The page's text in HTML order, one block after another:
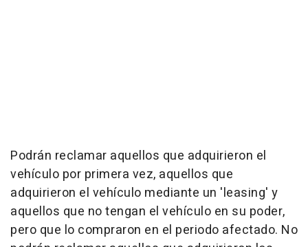
Podrán reclamar aquellos que adquirieron el
vehículo por primera vez, aquellos que
adquirieron el vehículo mediante un 'leasing' y
aquellos que no tengan el vehículo en su poder,
pero que lo compraron en el periodo afectado. No